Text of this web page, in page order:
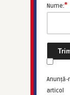
Nume:*
articol